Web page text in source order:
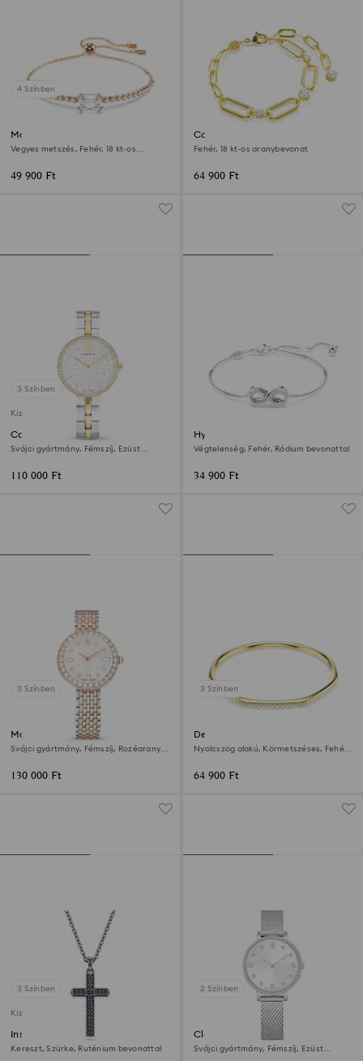
4 Színben
Matrix karkötő
Vegyes metszés, Fehér, 18 kt-os
49 900 Ft
Constella karkötő
Fehér, 18 kt-os aranybevonat
64 900 Ft
3 Színben
Kizárólag online elérhető
Cosmopolitan óra
Svájci gyártmány, Fémszíj, Ezüst
110 000 Ft
Hyperbola karkötő
Végtelenség, Fehér, Ródium bevonattal
34 900 Ft
3 Színben
Matrix tennis 7-link óra
Svájci gyártmány, Fémszíj, Rozéarany
130 000 Ft
3 Színben
Dextera karperec
Nyolcszög alakú, Körmetszéses, Fehér,
64 900 Ft
3 Színben
Kizárólag online elérhető
Insigne medál
Kereszt, Szürke, Ruténium bevonattal
2 Színben
Clarica óra
Svájci gyártmány, Fémszíj, Ezüst